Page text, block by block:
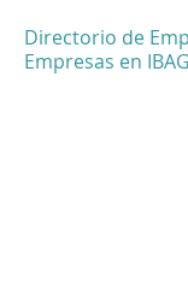
Directorio de
Empresas en